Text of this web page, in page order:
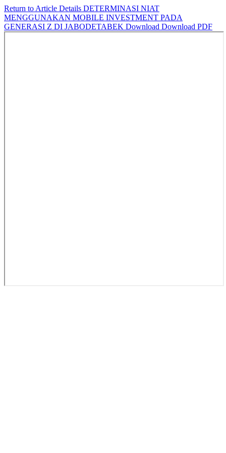
Return to Article Details DETERMINASI NIAT
MENGGUNAKAN MOBILE INVESTMENT PADA
GENERASI Z DI JABODETABEK Download Download PDF